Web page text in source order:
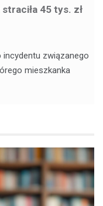
45 tys. zł
incydentu związanego
mieszkanka